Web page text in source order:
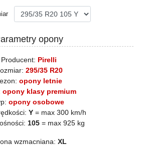
opony
Producent: Pirelli
295/35 R20
opony letnie
opony klasy premium
opony osobowe
Y = max 300 km/h
105 = max 925 kg
wzmacniana: XL